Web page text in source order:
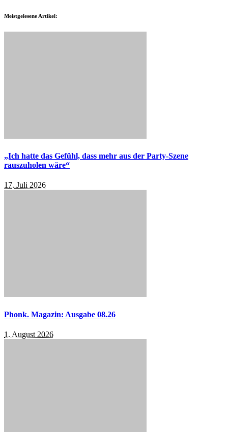
Meistgelesene Artikel:
„Ich hatte das Gefühl, dass mehr aus der Party-Szene
rauszuholen wäre“
17. Juli 2026
Phonk. Magazin: Ausgabe 08.26
1. August 2026